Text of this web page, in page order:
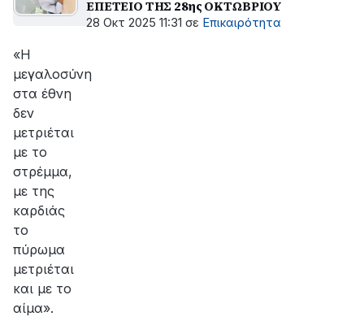
ΕΠΕΤΕΙΟ ΤΗΣ 28ης ΟΚΤΩΒΡΙΟΥ
28 Οκτ 2025 11:31 σε Επικαιρότητα
«Η
μεγαλοσύνη
στα έθνη
δεν
μετριέται
με το
στρέμμα,
με της
καρδιάς
το
πύρωμα
μετριέται
και με το
αίμα».